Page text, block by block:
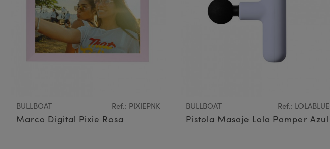
BULLBOAT Ref.: PIXIEPNK
Marco Digital Pixie Rosa
BULLBOAT Ref.: LOLABLUE
Pistola Masaje Lola Pamper Azul